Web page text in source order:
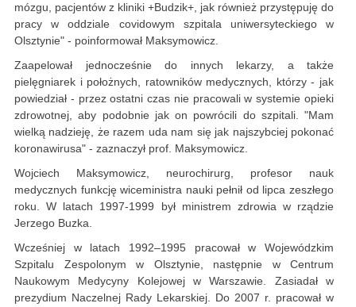
mózgu, pacjentów z kliniki +Budzik+, jak również przystępuję do
pracy w oddziale covidowym szpitala uniwersyteckiego w
Olsztynie" - poinformował Maksymowicz.
Zaapelował jednocześnie do innych lekarzy, a także
pielęgniarek i położnych, ratowników medycznych, którzy - jak
powiedział - przez ostatni czas nie pracowali w systemie opieki
zdrowotnej, aby podobnie jak on powrócili do szpitali. "Mam
wielką nadzieję, że razem uda nam się jak najszybciej pokonać
koronawirusa" - zaznaczył prof. Maksymowicz.
Wojciech Maksymowicz, neurochirurg, profesor nauk
medycznych funkcję wiceministra nauki pełnił od lipca zeszłego
roku. W latach 1997-1999 był ministrem zdrowia w rządzie
Jerzego Buzka.
Wcześniej w latach 1992–1995 pracował w Wojewódzkim
Szpitalu Zespolonym w Olsztynie, następnie w Centrum
Naukowym Medycyny Kolejowej w Warszawie. Zasiadał w
prezydium Naczelnej Rady Lekarskiej. Do 2007 r. pracował w